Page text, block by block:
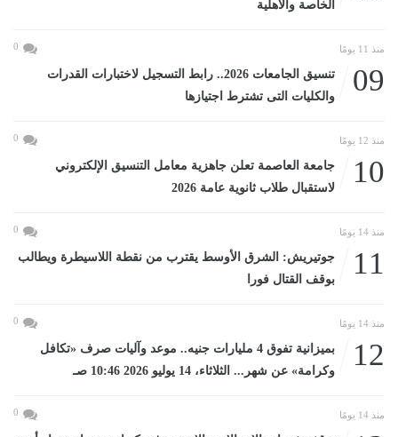
الخاصة والأهلية
منذ 11 يومًا 0
09
تنسيق الجامعات 2026.. رابط التسجيل لاختبارات القدرات
والكليات التى تشترط اجتيازها
منذ 12 يومًا 0
10
جامعة العاصمة تعلن جاهزية معامل التنسيق الإلكتروني
لاستقبال طلاب ثانوية عامة 2026
منذ 14 يومًا 0
11
جوتيريش: الشرق الأوسط يقترب من نقطة اللاسيطرة ويطالب
بوقف القتال فورا
منذ 14 يومًا 0
12
بميزانية تفوق 4 مليارات جنيه.. موعد وآليات صرف «تكافل
وكرامة» عن شهر... الثلاثاء، 14 يوليو 2026 10:46 صـ
منذ 14 يومًا 0